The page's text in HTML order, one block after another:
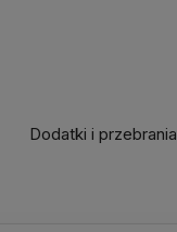
Dodatki i przebrania